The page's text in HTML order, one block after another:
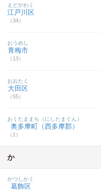
江戸川区
（34）
えどがわく
青梅市
（13）
おうめし
大田区
（55）
おおたく
奥多摩町（西多摩郡）
（1）
おくたままち（にしたまぐん）
か
葛飾区
かつしかく